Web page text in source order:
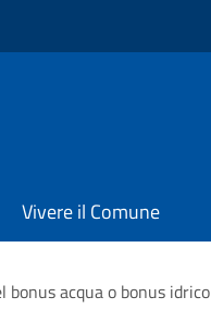
Vivere il Comune
bonus acqua o bonus idrico